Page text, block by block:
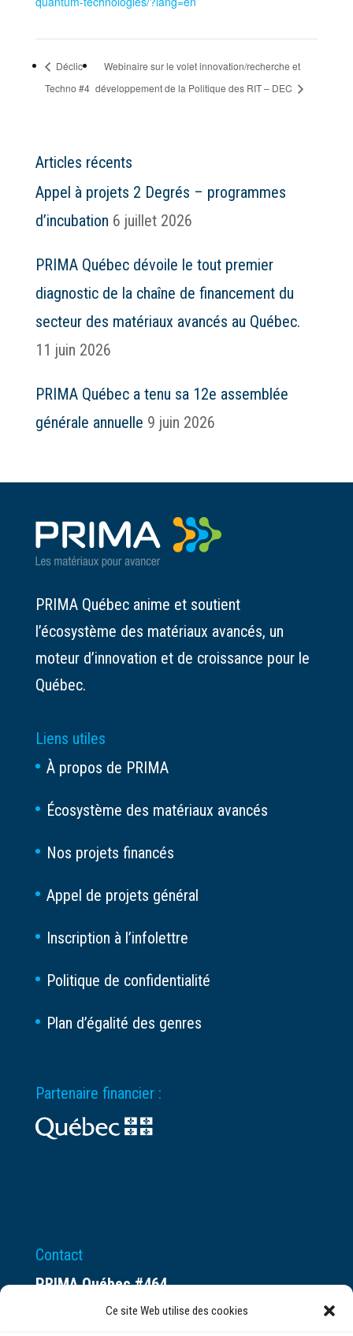
Ce site Web utilise des cookies
Déclic
Techno #4
Webinaire sur le volet innovation/recherche et
développement de la Politique des RIT – DEC
Articles récents
Appel à projets 2 Degrés – programmes
d’incubation 6 juillet 2026
PRIMA Québec dévoile le tout premier
diagnostic de la chaîne de financement du
secteur des matériaux avancés au Québec.
11 juin 2026
PRIMA Québec a tenu sa 12e assemblée
générale annuelle 9 juin 2026
PRIMA Québec anime et soutient
l’écosystème des matériaux avancés, un
moteur d’innovation et de croissance pour le
Québec.
Liens utiles
À propos de PRIMA
Écosystème des matériaux avancés
Nos projets financés
Appel de projets général
Inscription à l’infolettre
Politique de confidentialité
Plan d’égalité des genres
Partenaire financier :
Contact
PRIMA Québec #464
Espace ax.c